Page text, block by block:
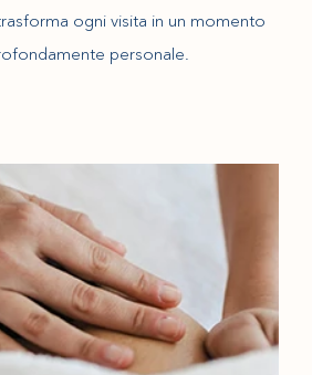
ogni visita in un momento
personale.